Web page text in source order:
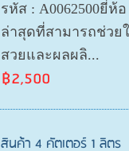
รหัส : A0062500ยี่
ล่าสุดที่สามารถช่วย
สวยและผลผลิ...
฿2,500
สินค้า 4 คัตเตอร์ 1 ลิตร